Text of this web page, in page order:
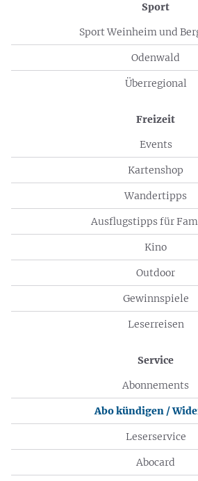
Sport
Sport Weinheim und
Odenwald
Überregional
Freizeit
Events
Kartenshop
Wandertipps
Ausflugstipps für
Kino
Outdoor
Gewinnspiele
Leserreisen
Service
Abonnements
Abo kündigen /
Leserservice
Abocard